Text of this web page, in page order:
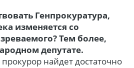
Генпрокуратура,
изменяется со
Тем более,
депутате.
найдет достаточно